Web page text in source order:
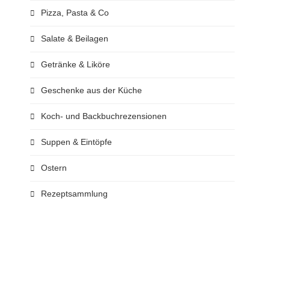
Pizza, Pasta & Co
Salate & Beilagen
Getränke & Liköre
Geschenke aus der Küche
Koch- und Backbuchrezensionen
Suppen & Eintöpfe
Ostern
Rezeptsammlung